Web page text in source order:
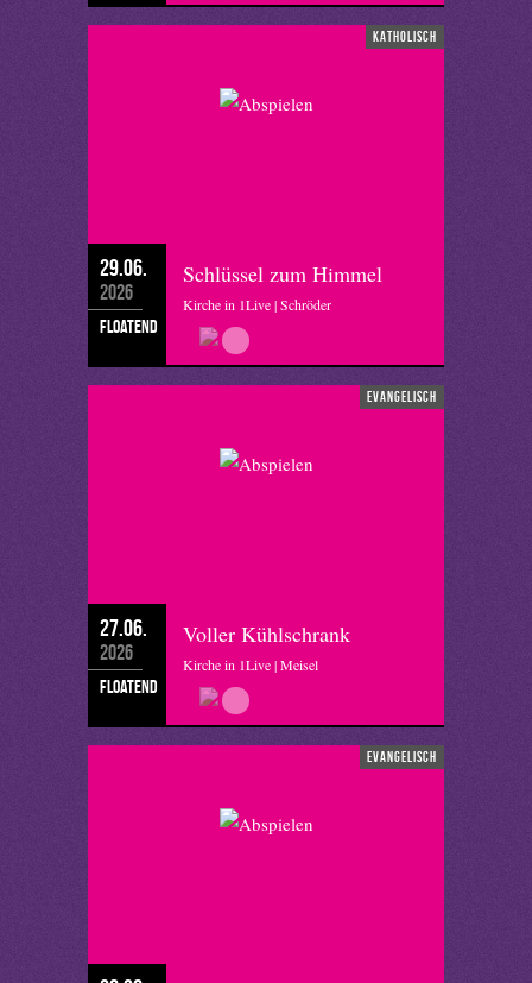
katholisch
29.06.
2026
floatend
Schlüssel zum Himmel
Kirche in 1Live | Schröder
evangelisch
27.06.
2026
floatend
Voller Kühlschrank
Kirche in 1Live | Meisel
evangelisch